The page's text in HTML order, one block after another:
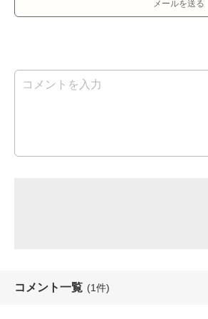
メールを送る
コメント一覧 (1件)